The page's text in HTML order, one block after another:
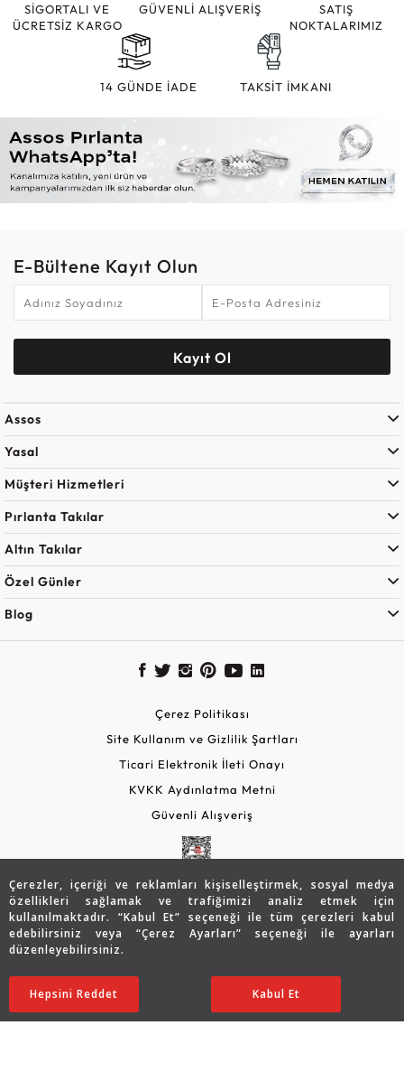
Çerezler, içeriği ve reklamları kişiselleştirmek, sosyal medya
özellikleri sağlamak ve trafiğimizi analiz etmek için
kullanılmaktadır. “Kabul Et” seçeneği ile tüm çerezleri kabul
edebilirsiniz veya “Çerez Ayarları” seçeneği ile ayarları
düzenleyebilirsiniz.
Ayarları Düzenle
Hepsini Reddet Kabul Et
27.192 TL
21.767TL SATIN ALIN
SİGORTALI VE
ÜCRETSİZ KARGO
GÜVENLİ ALIŞVERİŞ
SATIŞ
NOKTALARIMIZ
14 GÜNDE İADE TAKSİT İMKANI
E-Bültene Kayıt Olun
Kayıt Ol
Assos
Yasal
Müşteri Hizmetleri
Pırlanta Takılar
Altın Takılar
Özel Günler
Blog
Çerez Politikası
Site Kullanım ve Gizlilik Şartları
Ticari Elektronik İleti Onayı
KVKK Aydınlatma Metni
Güvenli Alışveriş
Copyright © 2026 Assos Pırlanta - Bu sitenin tüm hakları